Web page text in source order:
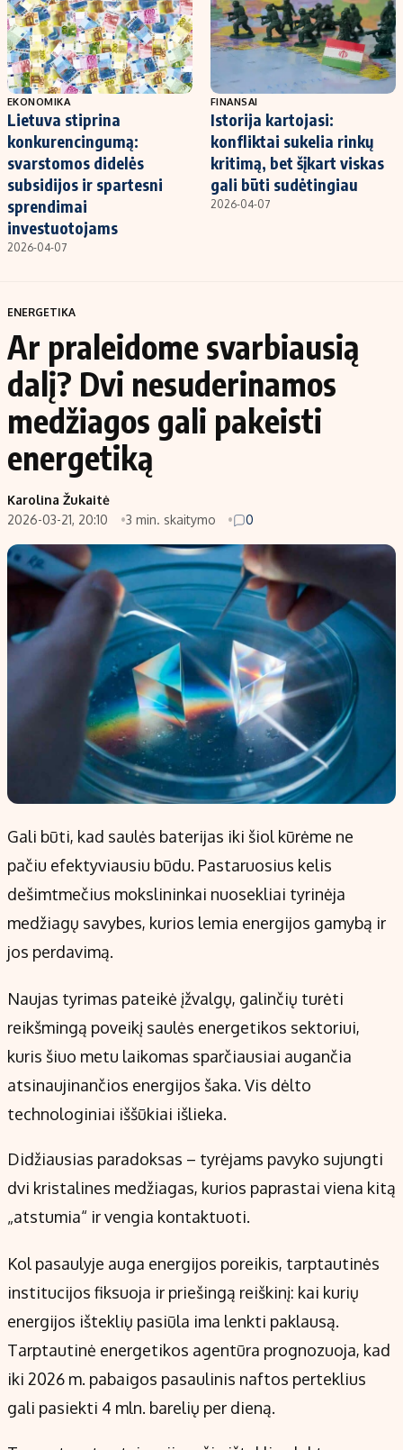
EKONOMIKA
Lietuva stiprina
konkurencingumą:
svarstomos didelės
subsidijos ir spartesni
sprendimai
investuotojams
2026-04-07
FINANSAI
Istorija kartojasi:
konfliktai sukelia rinkų
kritimą, bet šįkart viskas
gali būti sudėtingiau
2026-04-07
ENERGETIKA
Ar praleidome svarbiausią
dalį? Dvi nesuderinamos
medžiagos gali pakeisti
energetiką
Karolina Žukaitė
2026-03-21, 20:10
3 min. skaitymo 0
Gali būti, kad saulės baterijas iki šiol kūrėme ne
pačiu efektyviausiu būdu. Pastaruosius kelis
dešimtmečius mokslininkai nuosekliai tyrinėja
medžiagų savybes, kurios lemia energijos gamybą ir
jos perdavimą.
Naujas tyrimas pateikė įžvalgų, galinčių turėti
reikšmingą poveikį saulės energetikos sektoriui,
kuris šiuo metu laikomas sparčiausiai augančia
atsinaujinančios energijos šaka. Vis dėlto
technologiniai iššūkiai išlieka.
Didžiausias paradoksas – tyrėjams pavyko sujungti
dvi kristalines medžiagas, kurios paprastai viena kitą
„atstumia“ ir vengia kontaktuoti.
Kol pasaulyje auga energijos poreikis, tarptautinės
institucijos fiksuoja ir priešingą reiškinį: kai kurių
energijos išteklių pasiūla ima lenkti paklausą.
Tarptautinė energetikos agentūra prognozuoja, kad
iki 2026 m. pabaigos pasaulinis naftos perteklius
gali pasiekti 4 mln. barelių per dieną.